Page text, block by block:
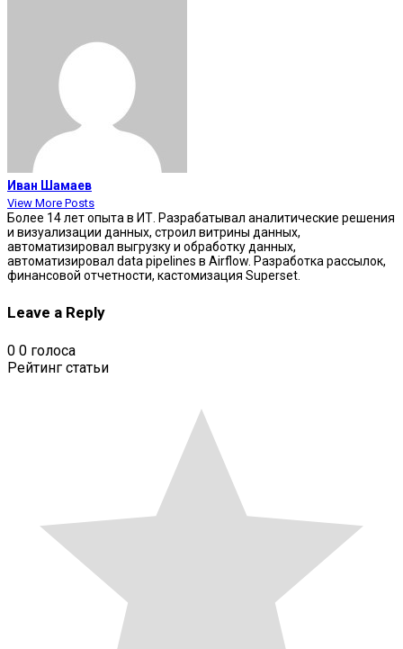
Иван Шамаев
View More Posts
Более 14 лет опыта в ИТ. Разрабатывал аналитические решения
и визуализации данных, строил витрины данных,
автоматизировал выгрузку и обработку данных,
автоматизировал data pipelines в Airflow. Разработка рассылок,
финансовой отчетности, кастомизация Superset.
Leave a Reply
0 0 голоса
Рейтинг статьи